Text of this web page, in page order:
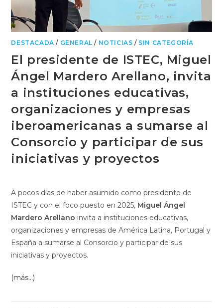
DESTACADA / GENERAL / NOTICIAS / SIN CATEGORÍA
El presidente de ISTEC, Miguel
Ángel Mardero Arellano, invita
a instituciones educativas,
organizaciones y empresas
iberoamericanas a sumarse al
Consorcio y participar de sus
iniciativas y proyectos
A pocos días de haber asumido como presidente de
ISTEC y con el foco puesto en 2025, Miguel Ángel
Mardero Arellano invita a instituciones educativas,
organizaciones y empresas de América Latina, Portugal y
España a sumarse al Consorcio y participar de sus
iniciativas y proyectos.
(más…)